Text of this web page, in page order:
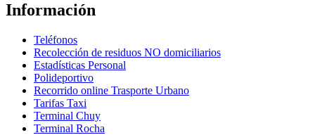
Información
Teléfonos
Recolección de residuos NO domiciliarios
Estadísticas Personal
Polideportivo
Recorrido online Trasporte Urbano
Tarifas Taxi
Terminal Chuy
Terminal Rocha